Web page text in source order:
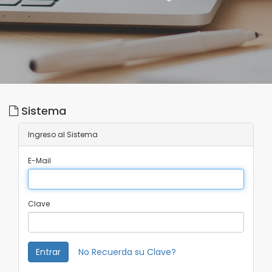
Sistema
Ingreso al Sistema
E-Mail
Clave
Entrar No Recuerda su Clave?